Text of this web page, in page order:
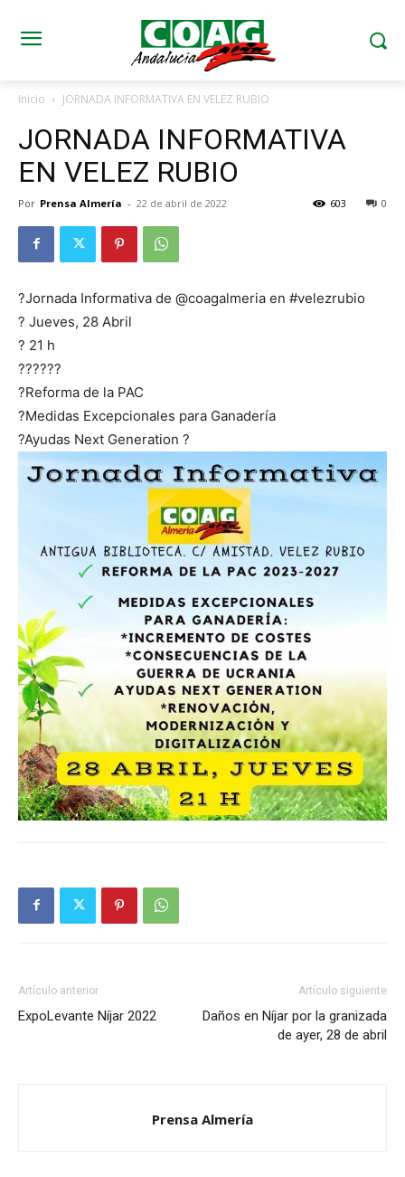
Inicio JORNADA INFORMATIVA EN VELEZ RUBIO
JORNADA INFORMATIVA
EN VELEZ RUBIO
Por Prensa Almería - 22 de abril de 2022 0
603
?Jornada Informativa de @coagalmeria en #velezrubio
? Jueves, 28 Abril
? 21 h
??????
?Reforma de la PAC
?Medidas Excepcionales para Ganadería
?Ayudas Next Generation ?
Artículo anterior
ExpoLevante Níjar 2022
Artículo siguiente
Daños en Níjar por la granizada
de ayer, 28 de abril
Prensa Almería